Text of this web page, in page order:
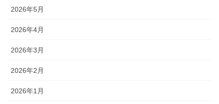
2026年5月
2026年4月
2026年3月
2026年2月
2026年1月